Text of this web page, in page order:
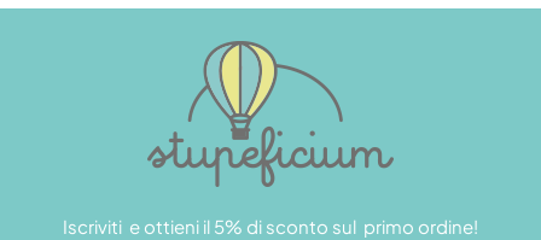
Iscriviti e ottieni il 5% di sconto sul primo ordine!